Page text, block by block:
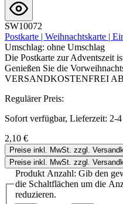
SW10072
Postkarte | Weihnachtskarte |
Umschlag: ohne Umschlag
Die Postkarte zur Adventszeit
Genießen Sie die
VERSANDKOSTENFREI
Regulärer Preis:
Sofort verfügbar, Lieferzeit: 2-4
2,10 €
Preise inkl. MwSt. zzgl.
Preise inkl. MwSt. zzgl.
Produkt Anzahl: Gib den
die Schaltflächen um die
reduzieren.